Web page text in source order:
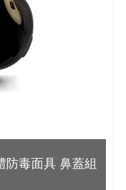
防毒面具 鼻蓋組